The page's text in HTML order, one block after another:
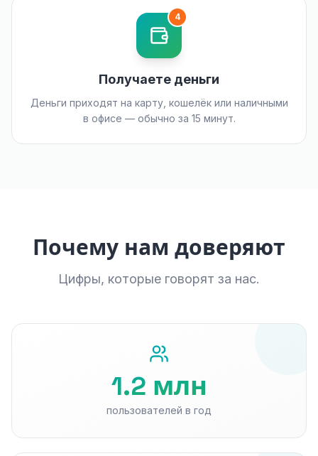
4
Получаете деньги
Деньги приходят на карту, кошелёк или наличными
в офисе — обычно за 15 минут.
Почему нам доверяют
Цифры, которые говорят за нас.
1.2 млн
пользователей в год